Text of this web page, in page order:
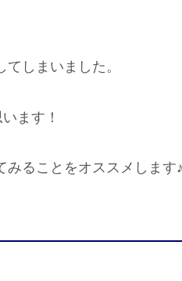
しまいました。
ます！
みることをオススメします♪